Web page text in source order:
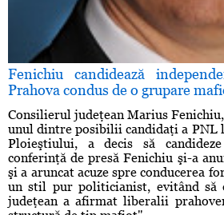
Fenichiu candidează
Prahova condus de o grupare
Consilierul judeţean Marius
unul dintre posibilii candidaţi a PNL
Ploieştiului, a decis să
conferinţă de presă Fenichiu şi-a
şi a aruncat acuze spre conducerea
un stil pur politicianist, evitând să
judeţean a afirmat liberalii